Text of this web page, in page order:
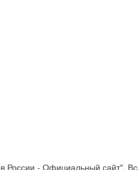
России - Официальный сайт".